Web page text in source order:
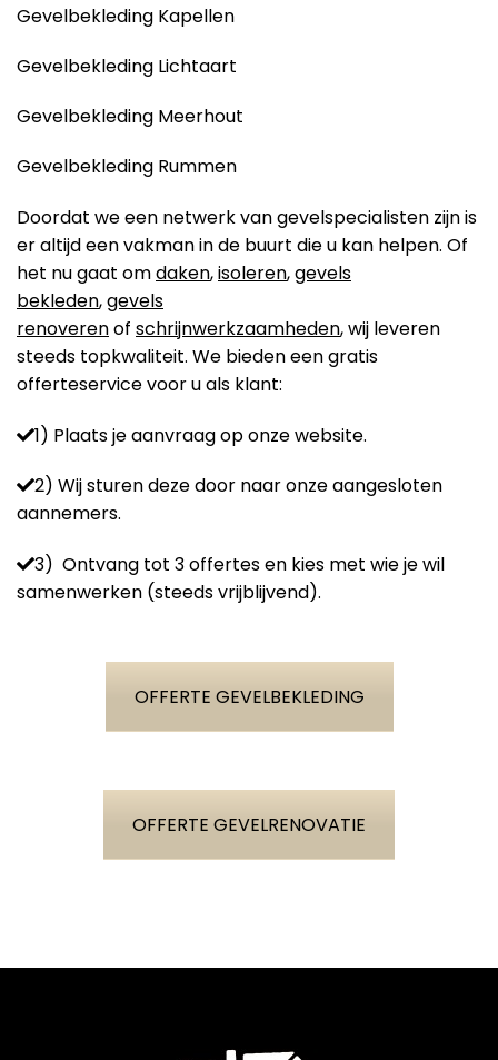
Gevelbekleding Kapellen
Gevelbekleding Lichtaart
Gevelbekleding Meerhout
Gevelbekleding Rummen
Doordat we een netwerk van gevelspecialisten zijn is
er altijd een vakman in de buurt die u kan helpen. Of
het nu gaat omdaken,isoleren,gevels
bekleden,gevels
renoverenof schrijnwerkzaamheden, wij leveren
steeds topkwaliteit. We bieden een gratis
offerteservice voor u als klant:
1) Plaats je aanvraag op onze website.
2) Wij sturen deze door naar onze aangesloten
aannemers.
3) Ontvang tot 3 offertes en kies met wie je wil
samenwerken (steeds vrijblijvend).
OFFERTE GEVELBEKLEDING
OFFERTE GEVELRENOVATIE